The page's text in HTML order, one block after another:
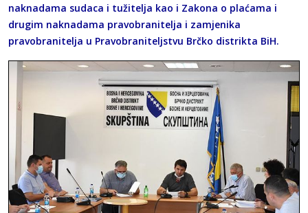
naknadama sudaca i tužitelja kao i Zakona o plaćama i
drugim naknadama pravobranitelja i zamjenika
pravobranitelja u Pravobraniteljstvu Brčko distrikta BiH.